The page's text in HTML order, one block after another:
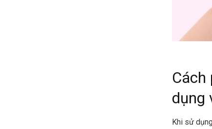
dụng
Khi sử